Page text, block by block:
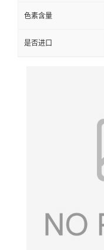
色素含量
是否进口